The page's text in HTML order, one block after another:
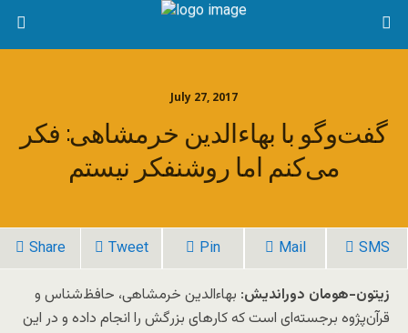
July 27, 2017
گفت‌وگو با بهاءالدین خرمشاهی: فکر
می‌کنم اما روشنفکر نیستم
Share Tweet Pin Mail SMS
زیتون-هومان دوراندیش: بهاءالدین خرمشاهی، حافظ‌شناس و
قرآن‌پژوه برجسته‌ای است که کارهای بزرگش را انجام داده و در این